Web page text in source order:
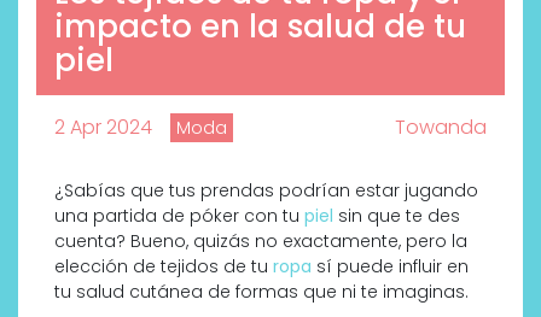
impacto en la salud de tu
piel
2 Apr 2024 Moda Towanda
¿Sabías que tus prendas podrían estar jugando
una partida de póker con tu piel sin que te des
cuenta? Bueno, quizás no exactamente, pero la
elección de tejidos de tu ropa sí puede influir en
tu salud cutánea de formas que ni te imaginas.